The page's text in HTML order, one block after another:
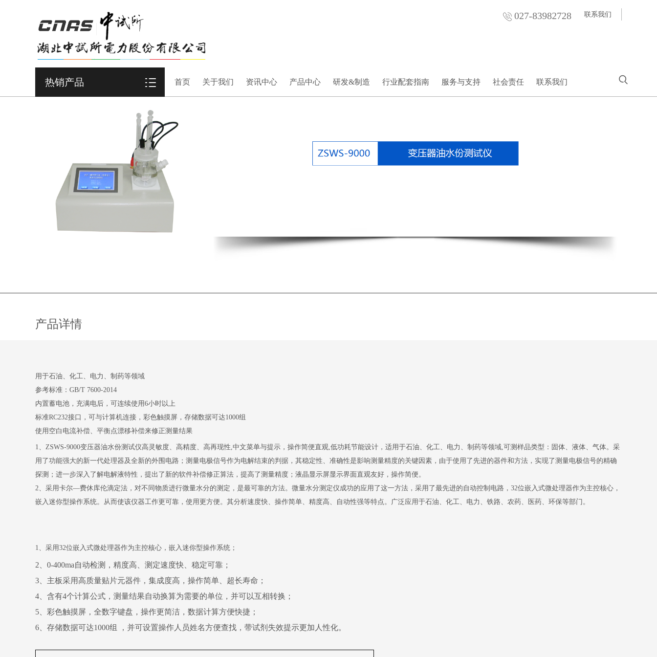
027-83982728 联系我们
热销产品 首页 关于我们 资讯中心 产品中心 研发&制造 行业配套指南 服务与支持 社会责任 联系我们
产品详情
用于石油、化工、电力、制药等领域
参考标准：GB/T 7600-2014
内置蓄电池，充满电后，可连续使用6小时以上
标准RC232接口，可与计算机连接，彩色触摸屏，存储数据可达1000组
使用空白电流补偿、平衡点漂移补偿来修正测量结果
1、ZSWS-9000变压器油水份测试仪高灵敏度、高精度、高再现性,中文菜单与提示，操作简便直观,低功耗节能设计，适用于石油、化工、电力、制药等领域,可测样品类型：固体、液体、气体。采
用了功能强大的新一代处理器及全新的外围电路；测量电极信号作为电解结束的判据，其稳定性、准确性是影响测量精度的关键因素，由于使用了先进的器件和方法，实现了测量电极信号的精确
探测；进一步深入了解电解液特性，提出了新的软件补偿修正算法，提高了测量精度；液晶显示屏显示界面直观友好，操作简便。
2、采用卡尔—费休库伦滴定法，对不同物质进行微量水分的测定，是最可靠的方法。微量水分测定仪成功的应用了这一方法，采用了最先进的自动控制电路，32位嵌入式微处理器作为主控核心，
嵌入迷你型操作系统。从而使该仪器工作更可靠，使用更方便。其分析速度快、操作简单、精度高、自动性强等特点。广泛应用于石油、化工、电力、铁路、农药、医药、环保等部门。
1、采用32位嵌入式微处理器作为主控核心，嵌入迷你型操作系统；
2、0-400ma自动检测，精度高、测定速度快、稳定可靠；
3、主板采用高质量贴片元器件，集成度高，操作简单、超长寿命；
4、含有4个计算公式，测量结果自动换算为需要的单位，并可以互相转换；
5、彩色触摸屏，全数字键盘，操作更简洁，数据计算方便快捷；
6、存储数据可达1000组 ，并可设置操作人员姓名方便查找，带试剂失效提示更加人性化。